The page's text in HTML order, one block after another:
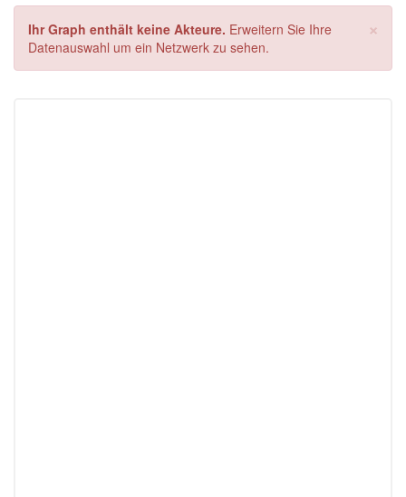
×
Ihr Graph enthält keine Akteure. Erweitern Sie Ihre
Datenauswahl um ein Netzwerk zu sehen.